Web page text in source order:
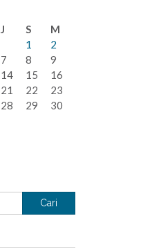
J S
M
1
2
7 8
9
14 15
16
21 22
23
28 29
30
Cari